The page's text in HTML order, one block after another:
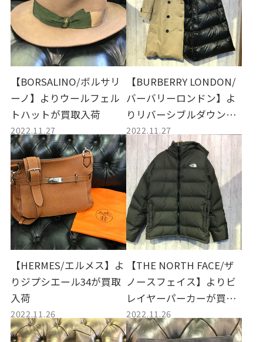
【BORSALINO/ボルサリ
ーノ】よりウールフェル
トハットが買取入荷
2022.11.27
【BURBERRY LONDON/
バーバリーロンドン】よ
りリバーシブルダウント
レンチコートが買取入荷
2022.11.27
【HERMES/エルメス】よ
りジプシエール34が買取
入荷
2022.11.26
【THE NORTH FACE/ザ
ノースフェイス】よりビ
レイヤーパーカーが買取
入荷
2022.11.26